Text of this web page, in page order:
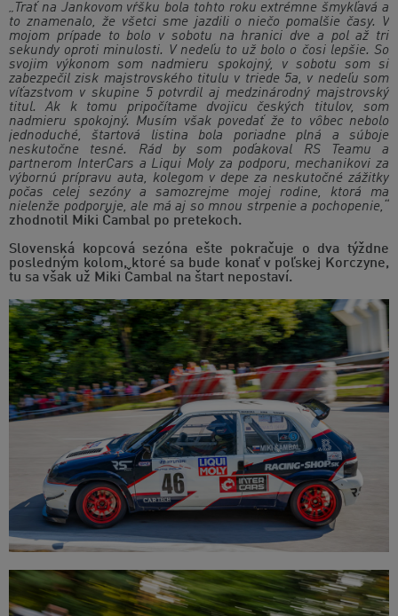
„Trať na Jankovom vŕšku bola tohto roku extrémne šmykľavá a
to znamenalo, že všetci sme jazdili o niečo pomalšie časy. V
mojom prípade to bolo v sobotu na hranici dve a pol až tri
sekundy oproti minulosti. V nedeľu to už bolo o čosi lepšie. So
svojim výkonom som nadmieru spokojný, v sobotu som si
zabezpečil zisk majstrovského titulu v triede 5a, v nedeľu som
víťazstvom v skupine 5 potvrdil aj medzinárodný majstrovský
titul. Ak k tomu pripočítame dvojicu českých titulov, som
nadmieru spokojný. Musím však povedať že to vôbec nebolo
jednoduché, štartová listina bola poriadne plná a súboje
neskutočne tesné. Rád by som poďakoval RS Teamu a
partnerom InterCars a Liqui Moly za podporu, mechanikovi za
výbornú prípravu auta, kolegom v depe za neskutočné zážitky
počas celej sezóny a samozrejme mojej rodine, ktorá ma
nielenže podporuje, ale má aj so mnou strpenie a pochopenie,“
zhodnotil Miki Čambal po pretekoch.
Slovenská kopcová sezóna ešte pokračuje o dva týždne
posledným kolom, ktoré sa bude konať v poľskej Korczyne,
tu sa však už Miki Čambal na štart nepostaví.